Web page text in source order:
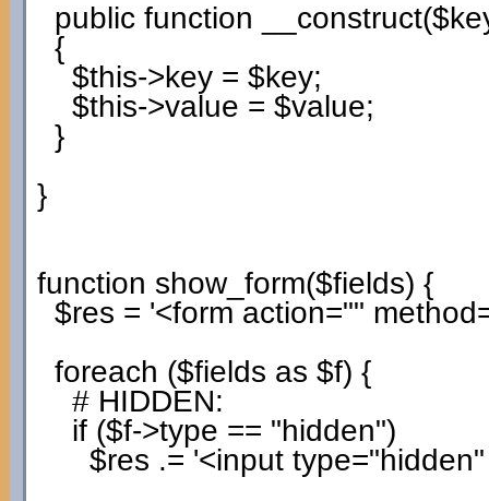
public function __construct(
{
$this->key= $key;
$this->value = $value;
}
}
function show_form($fields) {
$res = '<form action=""
foreach ($fields as $f) {
# HIDDEN:
if ($f->type == "hidden")
$res .= '<input